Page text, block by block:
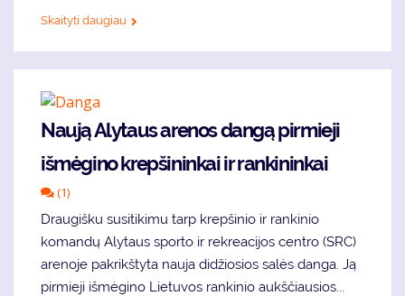
Skaityti daugiau
Naują Alytaus arenos dangą pirmieji
išmėgino krepšininkai ir rankininkai
(1)
Draugišku susitikimu tarp krepšinio ir rankinio
komandų Alytaus sporto ir rekreacijos centro (SRC)
arenoje pakrikštyta nauja didžiosios salės danga. Ją
pirmieji išmėgino Lietuvos rankinio aukščiausios...